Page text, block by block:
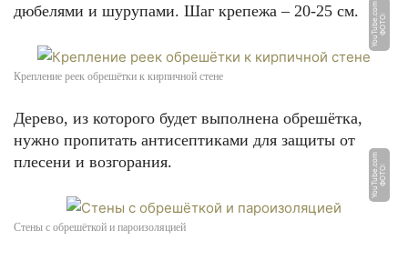
дюбелями и шурупами. Шаг крепежа – 20-25 см.
Ф
О
Т
О:
Y
o
u
T
u
b
e.
c
o
m
Крепление реек обрешётки к кирпичной стене
Дерево, из которого будет выполнена обрешётка,
нужно пропитать антисептиками для защиты от
плесени и возгорания.
Ф
О
Т
О:
Y
o
u
T
u
b
e.
c
o
m
Стены с обрешёткой и пароизоляцией